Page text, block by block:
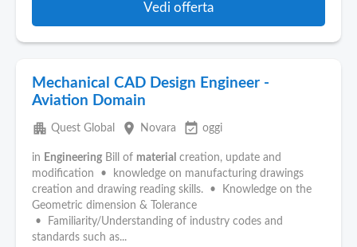
Vedi offerta
Mechanical CAD Design Engineer -
Aviation Domain
apartment Quest Global place Novara event_available oggi
in Engineering Bill of material creation, update and
modification • knowledge on manufacturing drawings
creation and drawing reading skills. • Knowledge on the
Geometric dimension & Tolerance
• Familiarity/Understanding of industry codes and
standards such as...